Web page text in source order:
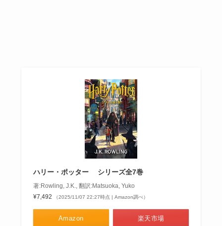
ハリー・ポッター シリーズ全7巻
著:Rowling, J.K., 翻訳:Matsuoka, Yuko
¥7,492
（2025/11/07 22:27時点 | Amazon調べ）
Amazon 楽天市場